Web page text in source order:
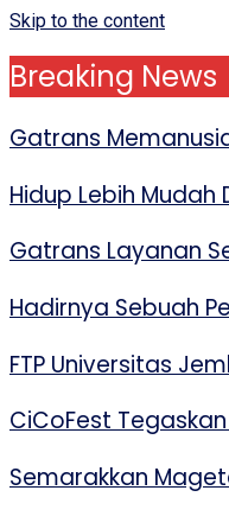
Skip to the content
Breaking News
Gatrans
Hidup Lebih Mudah
Gatrans Layanan
Hadirnya Sebuah
FTP Universitas
CiCoFest
Semarakkan